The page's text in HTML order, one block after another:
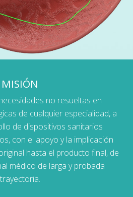
MISIÓN
no resueltas en
de cualquier especialidad, a
de dispositivos sanitarios
con el apoyo y la implicación
hasta el producto final, de
médico de larga y probada
trayectoria.